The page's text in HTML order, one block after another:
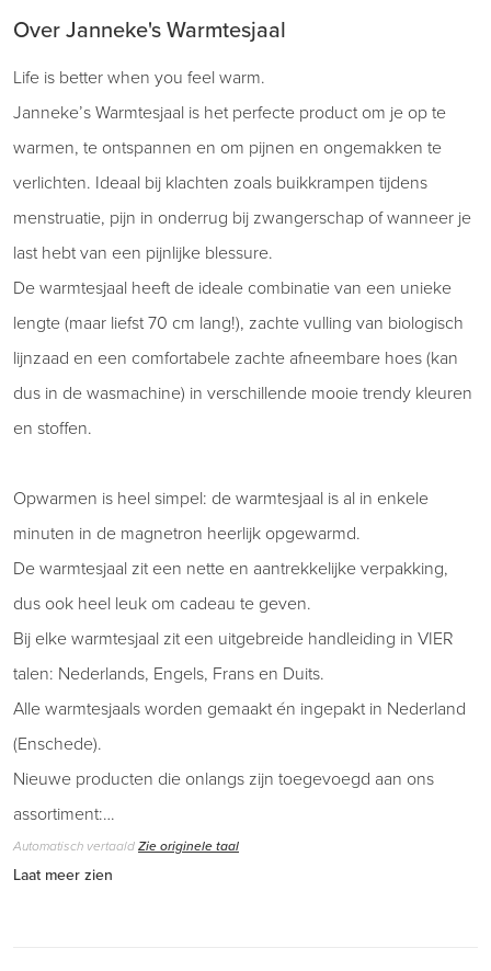
Over Janneke's Warmtesjaal
Life is better when you feel warm.
Janneke’s Warmtesjaal is het perfecte product om je op te
warmen, te ontspannen en om pijnen en ongemakken te
verlichten. Ideaal bij klachten zoals buikkrampen tijdens
menstruatie, pijn in onderrug bij zwangerschap of wanneer je
last hebt van een pijnlijke blessure.
De warmtesjaal heeft de ideale combinatie van een unieke
lengte (maar liefst 70 cm lang!), zachte vulling van biologisch
lijnzaad en een comfortabele zachte afneembare hoes (kan
dus in de wasmachine) in verschillende mooie trendy kleuren
en stoffen.
Opwarmen is heel simpel: de warmtesjaal is al in enkele
minuten in de magnetron heerlijk opgewarmd.
De warmtesjaal zit een nette en aantrekkelijke verpakking,
dus ook heel leuk om cadeau te geven.
Bij elke warmtesjaal zit een uitgebreide handleiding in VIER
talen: Nederlands, Engels, Frans en Duits.
Alle warmtesjaals worden gemaakt én ingepakt in Nederland
(Enschede).
Nieuwe producten die onlangs zijn toegevoegd aan ons
assortiment:…
Automatisch vertaaldZie originele taal
Laat meer zien